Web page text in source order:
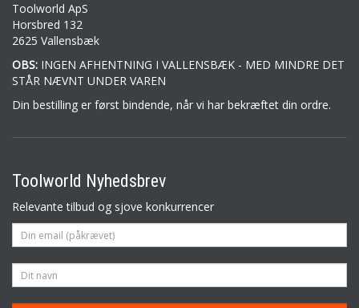
Toolworld ApS
Horsbred 132
2625 Vallensbæk
OBS: INGEN AFHENTNING I VALLENSBÆK - MED MINDRE DET
STÅR NÆVNT UNDER VAREN
Din bestilling er først bindende, når vi har bekræftet din ordre.
Toolworld Nyhedsbrev
Relevante tilbud og sjove konkurrencer